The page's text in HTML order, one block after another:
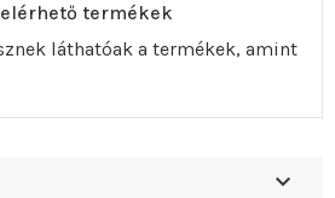
termékek
láthatóak a termékek, amint
